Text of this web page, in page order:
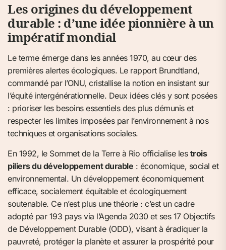
Les origines du développement
durable : d’une idée pionnière à un
impératif mondial
Le terme émerge dans les années 1970, au cœur des
premières alertes écologiques. Le rapport Brundtland,
commandé par l’ONU, cristallise la notion en insistant sur
l’équité intergénérationnelle. Deux idées clés y sont posées
: prioriser les besoins essentiels des plus démunis et
respecter les limites imposées par l’environnement à nos
techniques et organisations sociales.
En 1992, le Sommet de la Terre à Rio officialise les trois
piliers du développement durable : économique, social et
environnemental. Un développement économiquement
efficace, socialement équitable et écologiquement
soutenable. Ce n’est plus une théorie : c’est un cadre
adopté par 193 pays via l’Agenda 2030 et ses 17 Objectifs
de Développement Durable (ODD), visant à éradiquer la
pauvreté, protéger la planète et assurer la prospérité pour